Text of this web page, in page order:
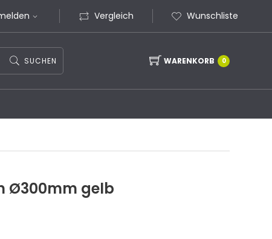
Vergleich Wunschliste
SUCHEN WARENKORB 0
Ø300mm gelb